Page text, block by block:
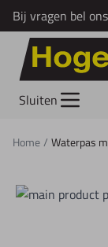
Bij vragen bel
Ga naar de inhoud
Sluiten
Home/ Waterpas